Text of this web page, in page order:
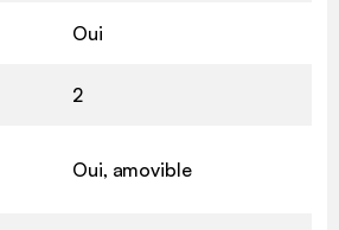
Oui
2
Oui, amovible